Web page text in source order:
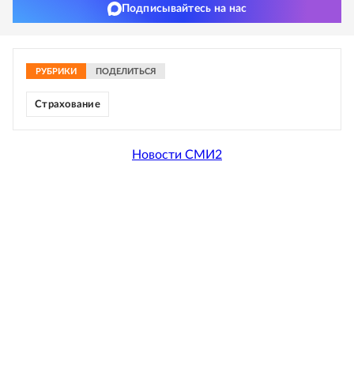
Подписывайтесь на нас
РУБРИКИ ПОДЕЛИТЬСЯ
Страхование
Новости СМИ2